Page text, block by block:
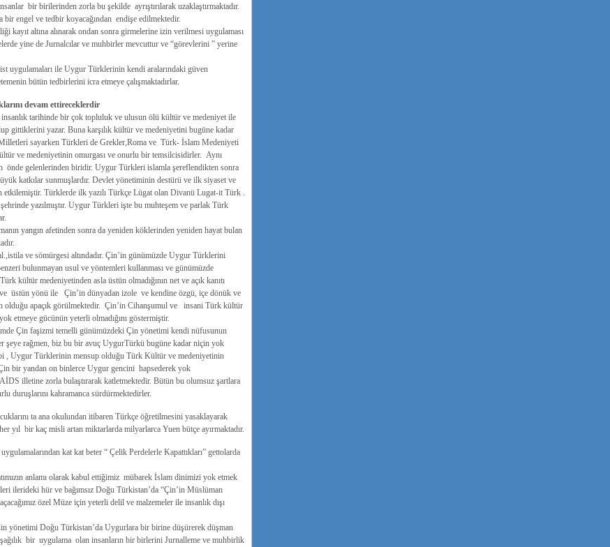
bir birilerinden zorla bu şekilde ayrıştırılarak uzaklaştırmaktadır.
engel ve tedbir koyacağından endişe edilmektedir.
kayıt altına alınarak ondan sonra girmelerine izin verilmesi uygulaması
yine de Jurnalcılar ve muhbirler mevcuttur ve “görevlerini ” yerine
uygulamaları ile Uygur Türklerinin kendi aralarındaki güven
bütün tedbirlerini icra etmeye çalışmaktadırlar.
devam ettireceklerdir
tarihinde bir çok topluluk ve ulusun ölü kültür ve medeniyet ile
gittiklerini yazar. Buna karşılık kültür ve medeniyetini bugüne kadar
sayarken Türkleri de Grekler,Roma ve Türk- İslam Medeniyeti
ve medeniyetinin omurgası ve onurlu bir temsilcisidirler. Aynı
önde gelenlerinden biridir. Uygur Türkleri islamla şereflendikten sonra
katkılar sunmuşlardır. Devlet yönetiminin destürü ve ilk siyaset ve
Türklerde ilk yazılı Türkçe Lügat olan Divanü Lugat-it Türk .
yazılmıştır. Uygur Türkleri işte bu muhteşem ve parlak Türk
yangın afetinden sonra da yeniden köklerinden yeniden hayat bulan
ve sömürgesi altındadır. Çin’in günümüzde Uygur Türklerini
bulunmayan usul ve yöntemleri kullanması ve günümüzde
kültür medeniyetinden asla üstün olmadığının net ve açık kanıtı
üstün yönü ile Çin’in dünyadan izole ve kendine özgü, içe dönük ve
olduğu apaçık görülmektedir. Çin’in Cihanşumul ve insani Türk kültür
etmeye gücünün yeterli olmadığını göstermiştir.
Çin faşizmi temelli günümüzdeki Çin yönetimi kendi nüfusunun
rağmen, biz bu bir avuç UygurTürkü bugüne kadar niçin yok
, Uygur Türklerinin mensup olduğu Türk Kültür ve medeniyetinin
bir yandan on binlerce Uygur gencini hapsederek yok
illetine zorla bulaştırarak katletmektedir. Bütün bu olumsuz şartlara
duruşlarını kahramanca sürdürmektedirler.
ta ana okulundan itibaren Türkçe öğretilmesini yasaklayarak
yıl bir kaç misli artan miktarlarda milyarlarca Yuen bütçe ayırmaktadır.
kat kat beter “ Çelik Perdelerle Kapattıkları” gettolarda
anlamı olarak kabul ettiğimiz mübarek İslam dinimizi yok etmek
ilerideki hür ve bağımsız Doğu Türkistan’da “Çin’in Müslüman
özel Müze için yeterli delil ve malzemeler ile insanlık dışı
yönetimi Doğu Türkistan’da Uygurlara bir birine düşürerek düşman
bir uygulama olan insanların bir birlerini Jurnalleme ve muhbirlik